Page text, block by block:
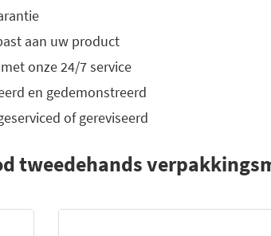
aan uw product
onze 24/7 service
en gedemonstreerd
of gereviseerd
tweedehands